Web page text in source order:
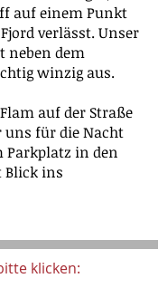
auf einem Punkt
verlässt. Unser
neben dem
winzig aus.
auf der Straße
uns für die Nacht
Parkplatz in den
Blick ins
klicken: